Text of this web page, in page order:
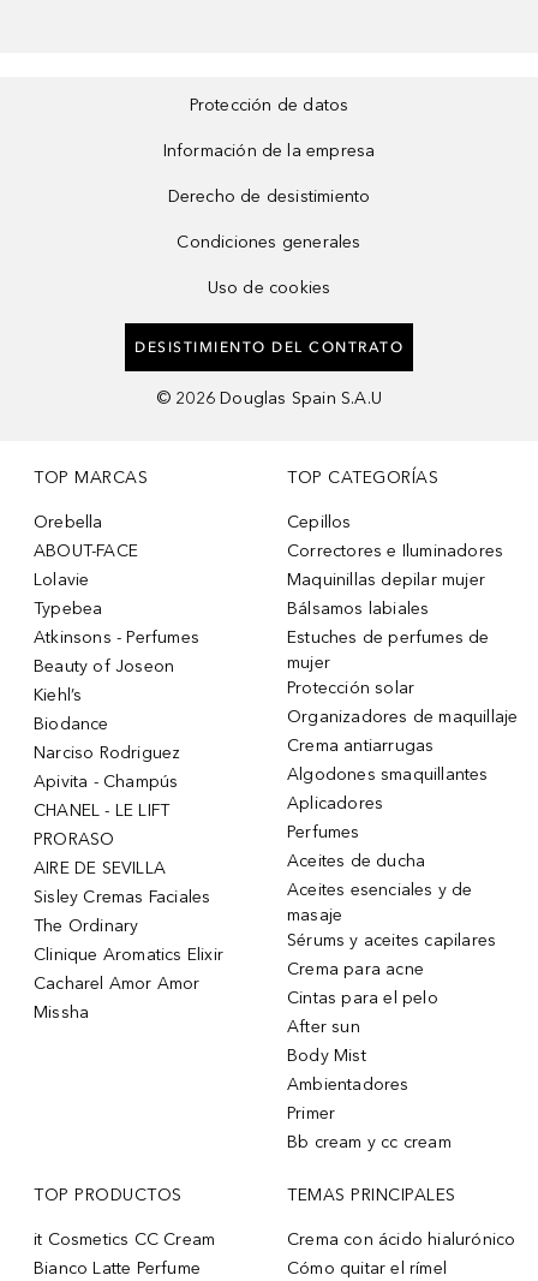
Protección de datos
Información de la empresa
Derecho de desistimiento
Condiciones generales
Uso de cookies
DESISTIMIENTO DEL CONTRATO
© 2026 Douglas Spain S.A.U
TOP MARCAS
Orebella
ABOUT-FACE
Lolavie
Typebea
Atkinsons - Perfumes
Beauty of Joseon
Kiehl’s
Biodance
Narciso Rodriguez
Apivita - Champús
CHANEL - LE LIFT
PRORASO
AIRE DE SEVILLA
Sisley Cremas Faciales
The Ordinary
Clinique Aromatics Elixir
Cacharel Amor Amor
Missha
TOP CATEGORÍAS
Cepillos
Correctores e Iluminadores
Maquinillas depilar mujer
Bálsamos labiales
Estuches de perfumes de
mujer
Protección solar
Organizadores de maquillaje
Crema antiarrugas
Algodones smaquillantes
Aplicadores
Perfumes
Aceites de ducha
Aceites esenciales y de
masaje
Sérums y aceites capilares
Crema para acne
Cintas para el pelo
After sun
Body Mist
Ambientadores
Primer
Bb cream y cc cream
TOP PRODUCTOS
it Cosmetics CC Cream
Bianco Latte Perfume
TEMAS PRINCIPALES
Crema con ácido hialurónico
Cómo quitar el rímel